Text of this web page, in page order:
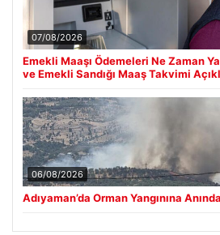
07/08/2026
Emekli Maaşı Ödemeleri Ne Zaman
ve Emekli Sandığı Maaş Takvimi
06/08/2026
Adıyaman’da Orman Yangınına